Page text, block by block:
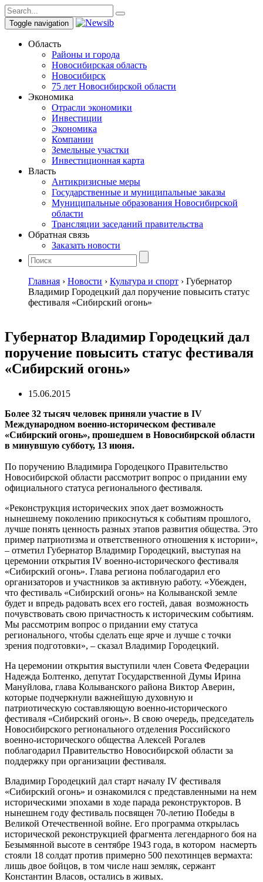
Toggle navigation
Область
Районы и города
Новосибирская область
Новосибирск
75 лет Новосибирской области
Экономика
Отрасли экономики
Инвестиции
Экономика
Компании
Земельные участки
Инвестиционная карта
Власть
Антикризисные меры
Государственные и муниципальные заказы
Муниципальные образования Новосибирской
области
Трансляции заседаний правительства
Обратная связь
Заказать новости
Главная › Новости › Культура и спорт › Губернатор
Владимир Городецкий дал поручение повысить статус
фестиваля «Сибирский огонь»
Губернатор Владимир Городецкий дал
поручение повысить статус фестиваля
«Сибирский огонь»
15.06.2015
Более 32 тысяч человек приняли участие в IV
Международном военно-историческом фестивале
«Сибирский огонь», прошедшем в Новосибирской области
в минувшую субботу, 13 июня.
По поручению Владимира Городецкого Правительство
Новосибирской области рассмотрит вопрос о придании ему
официального статуса регионального фестиваля.
«Реконструкция исторических эпох дает возможность
нынешнему поколению прикоснуться к событиям прошлого,
лучше понять ценность разных этапов развития общества. Это
пример патриотизма и ответственного отношения к истории»,
– отметил Губернатор Владимир Городецкий, выступая на
церемонии открытия IV военно-исторического фестиваля
«Сибирский огонь». Глава региона поблагодарил его
организаторов и участников за активную работу. «Убежден,
что фестиваль «Сибирский огонь» на Колыванской земле
будет и впредь радовать всех его гостей, давая возможность
почувствовать свою причастность к историческим событиям.
Мы рассмотрим вопрос о придании ему статуса
регионального, чтобы сделать еще ярче и лучше с точки
зрения подготовки», – сказал Владимир Городецкий.
На церемонии открытия выступили член Совета Федерации
Надежда Болтенко, депутат Государственной Думы Ирина
Мануйлова, глава Колыванского района Виктор Аверин,
которые подчеркнули важнейшую духовную и
патриотическую составляющую военно-исторического
фестиваля «Сибирский огонь». В свою очередь, председатель
Новосибирского регионального отделения Российского
военно-исторического общества Алексей Рогалев
поблагодарил Правительство Новосибирской области за
поддержку при организации фестиваля.
Владимир Городецкий дал старт началу IV фестиваля
«Сибирский огонь» и ознакомился с представленными на нем
историческими эпохами в ходе парада реконструкторов. В
нынешнем году фестиваль посвящен 70-летию Победы в
Великой Отечественной войне. Его программа открылась
исторической реконструкцией фрагмента легендарного боя на
Безымянной высоте в сентябре 1943 года, в котором насмерть
стояли 18 солдат против примерно 500 пехотинцев вермахта:
лишь двое бойцов, в том числе наш земляк, сержант
Константин Власов, остались в живых.